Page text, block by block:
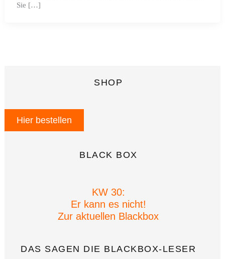
Sie […]
SHOP
Hier bestellen
BLACK BOX
KW 30:
Er kann es nicht!
Zur aktuellen Blackbox
DAS SAGEN DIE BLACKBOX-LESER